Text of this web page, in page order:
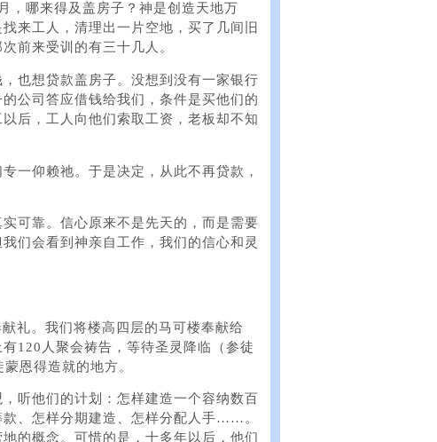
，哪来得及盖房子？神是创造天地万
来工人，清理出一片空地，买了几间旧
前来受训的有三十几人。
也想贷款盖房子。没想到没有一家银行
公司答应借钱给我们，条件是买他们的
后，工人向他们索取工资，老板却不知
一仰赖祂。于是决定，从此不再贷款，
可靠。信心原来不是先天的，而是需要
们会看到神亲自工作，我们的信心和灵
礼。我们将楼高四层的马可楼奉献给
120人聚会祷告，等待圣灵降临（参徒
恩得造就的地方。
听他们的计划：怎样建造一个容纳数百
、怎样分期建造、怎样分配人手……。
的概念。可惜的是，十多年以后，他们